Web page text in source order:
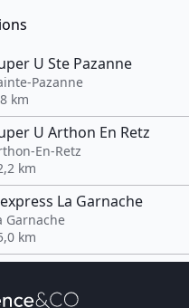
U Ste Pazanne
Pazanne
km
U Arthon En Retz
En-Retz
km
La Garnache
Garnache
km